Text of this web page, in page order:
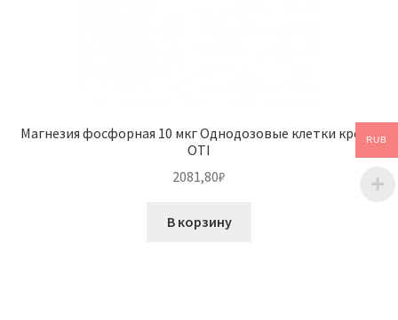
Магнезия фосфорная 10 мкг Однодозовые клетки крови
OTI
2081,80₽
В корзину
RUB